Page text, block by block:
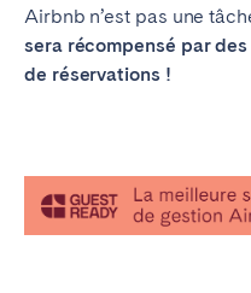
Airbnb n’est pas une
sera récompensé par
de réservations !